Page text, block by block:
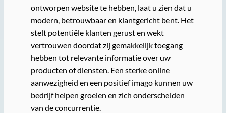
ontworpen website te hebben, laat u zien dat u
modern, betrouwbaar en klantgericht bent. Het
stelt potentiële klanten gerust en wekt
vertrouwen doordat zij gemakkelijk toegang
hebben tot relevante informatie over uw
producten of diensten. Een sterke online
aanwezigheid en een positief imago kunnen uw
bedrijf helpen groeien en zich onderscheiden
van de concurrentie.